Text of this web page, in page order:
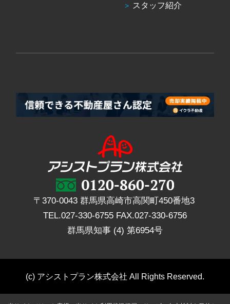
スタッフ紹介
〒370-0043 群馬県高崎市高関町450番地3
TEL.027-330-6755 FAX.027-330-6756
群馬県知事 (4) 第6954号
(c) アシストプラン株式会社 All Rights Reserved.